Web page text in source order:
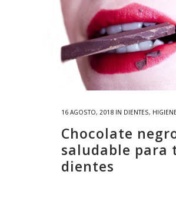
16 AGOSTO, 2018 IN DIENTES,
Chocolate
saludable para
dientes